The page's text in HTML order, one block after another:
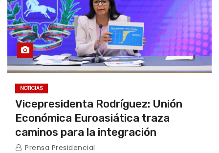
NOTICIAS
Vicepresidenta Rodríguez: Unión
Económica Euroasiática traza
caminos para la integración
Prensa Presidencial